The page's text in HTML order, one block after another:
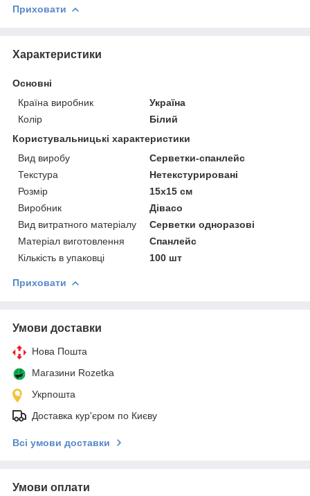
Приховати
Характеристики
Основні
Країна виробник
Україна
Колір
Білий
Користувальницькі характеристики
Вид виробу
Серветки-спанлейс
Текстура
Нетекстурировані
Розмір
15х15 см
Виробник
Дівасо
Вид витратного матеріалу
Серветки одноразові
Матеріал виготовлення
Спанлейс
Кількість в упаковці
100 шт
Приховати
Умови доставки
Нова Пошта
Магазини Rozetka
Укрпошта
Доставка кур'єром по Києву
Всі умови доставки
Умови оплати